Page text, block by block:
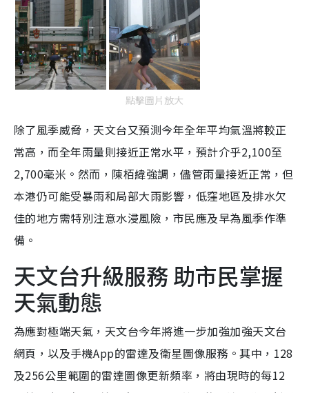
點擊圖片放大
除了風季威脅，天文台又預測今年全年平均氣溫將較正
常高，而全年雨量則接近正常水平，預計介乎2,100至
2,700毫米。然而，陳栢緯強調，儘管雨量接近正常，但
本港仍可能受暴雨和局部大雨影響，低窪地區及排水欠
佳的地方需特別注意水浸風險，市民應及早為風季作準
備。
天文台升級服務 助市民掌握
天氣動態
為應對極端天氣，天文台今年將進一步加強加強天文台
網頁，以及手機App的雷達及衛星圖像服務。其中，128
及256公里範圍的雷達圖像更新頻率，將由現時的每12